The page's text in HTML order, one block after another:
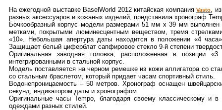
На ежегодной выставке BaselWorld 2012 китайская компанияVasto,
разных аксессуаров и кожаных изделий, представила хронограф
Бочкообразный корпус модели размерами 51 мм x 39 мм
метками, покрытыми люминесцентным веществом, тремя
«10». Небольшая апертура даты находится в положении «4
Защищает белый циферблат сапфировое стекло 9-й степени
Оригинальная заводная головка, расположенная в позиции
интегрированными в стальной корпус.
Модель поставляется на черном ремешке из кожи аллигатора со
со стальным браслетом, который придает часам спортивный стиль.
Водонепроницаемость – 50 метров. Хронограф оснащен
секунд, индикатором даты и хронографом.
Оригинальные часы Tempo, благодаря своему классическому и
одеждами разных стилей.